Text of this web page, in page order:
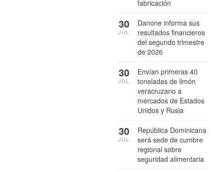
fabricación
Danone informa sus
resultados financieros
del segundo trimestre
de 2026
30
JUL
Envían primeras 40
toneladas de limón
veracruzano a
mercados de Estados
Unidos y Rusia
30
JUL
República Dominicana
será sede de cumbre
regional sobre
seguridad alimentaria
30
JUL